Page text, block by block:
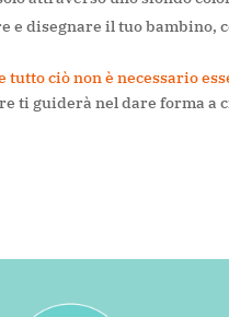
e disegnare il tuo bambino,
tutto ciò non è necessario
ti guiderà nel dare forma a